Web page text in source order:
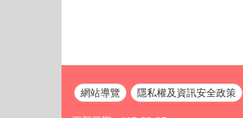
網站導覽 隱私權及資訊安全政策